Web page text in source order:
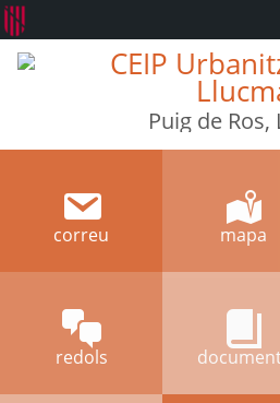
CEIP
Puig de
correu mapa
redols